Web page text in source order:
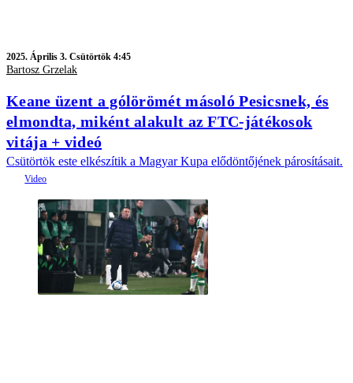
2025. Április 3. Csütörtök 4:45
Bartosz Grzelak
Keane üzent a gólörömét másoló Pesicsnek, és
elmondta, miként alakult az FTC-játékosok
vitája + videó
Csütörtök este elkészítik a Magyar Kupa elődöntőjének párosításait.